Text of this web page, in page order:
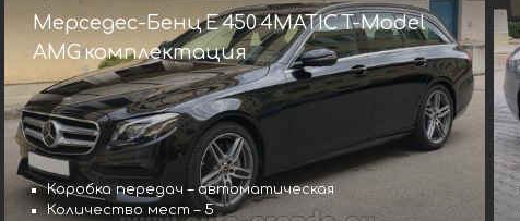
Мерседес-Бенц E 450 4MATIC T-Model
AMG комплектация
Коробка передач – автоматическая
Количество мест – 5